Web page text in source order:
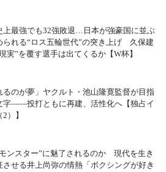
上最強でも32強敗退…日本が強豪国に並ぶ
れる“ロス五輪世代”の突き上げ 久保建
実”を覆す選手は出てくるか【W杯】
るのが夢」ヤクルト・池山隆寛監督が目指
字――投打ともに再建、活性化へ【独占イ
）】
ンスター”に魅了されるのか 現代を生き
させる井上尚弥の情熱「ボクシングが好き